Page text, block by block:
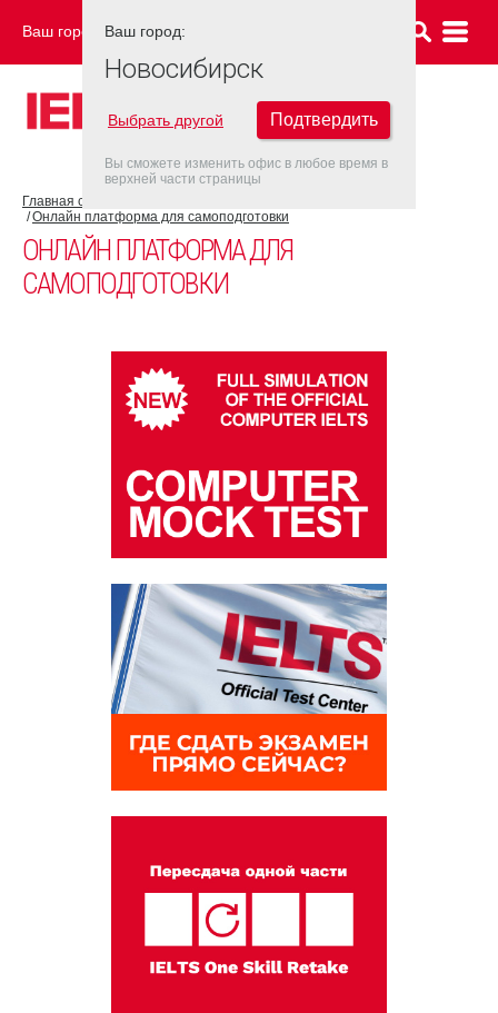
Ваш город: НОВОСИБИРСК
Главная страница
Онлайн платформа для самоподготовки
ОНЛАЙН ПЛАТФОРМА ДЛЯ
САМОПОДГОТОВКИ
Ваш город:
Новосибирск
Выбрать другой Подтвердить
Вы сможете изменить офис в любое время в
верхней части страницы